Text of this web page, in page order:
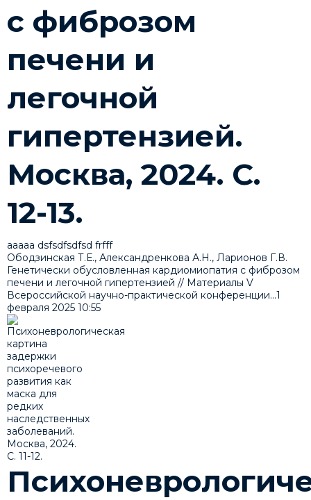
с фиброзом
печени и
легочной
гипертензией.
Москва, 2024. С.
12-13.
ааааа dsfsdfsdfsd frfff
Ободзинская Т.Е., Александренкова А.Н., Ларионов Г.В.
Генетически обусловленная кардиомиопатия с фиброзом
печени и легочной гипертензией // Материалы V
Всероссийской научно-практической конференции...1
февраля 2025 10:55